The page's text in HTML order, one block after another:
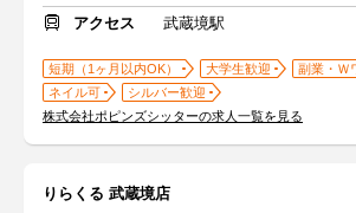
アクセス
武蔵境駅
短期（1ヶ月以内OK） 大学生歓迎
副業・Ｗ
ネイル可
シルバー歓迎
株式会社ポピンズシッターの求人一覧を見る
りらくる 武蔵境店